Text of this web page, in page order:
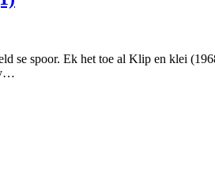
se spoor. Ek het toe al Klip en klei